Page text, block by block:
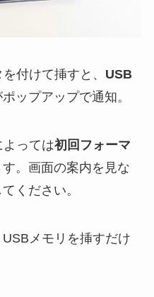
付けて挿すと、 USB
ップアップで通知。
っては初回フォーマ
。画面の案内を見な
ください。
メモリを挿すだけ